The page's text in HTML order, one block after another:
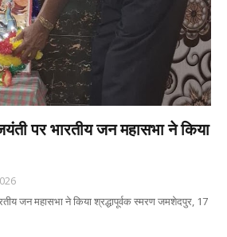
पर भारतीय जन महासभा ने किया
जन महासभा ने किया श्रद्धापूर्वक स्मरण जमशेदपुर, 17